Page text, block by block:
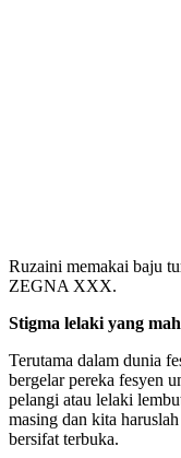
Ruzaini memakai baju
ZEGNA XXX.
Stigma lelaki yang
Terutama dalam dunia
bergelar pereka fesyen
pelangi atau lelaki
masing dan kita
bersifat terbuka.